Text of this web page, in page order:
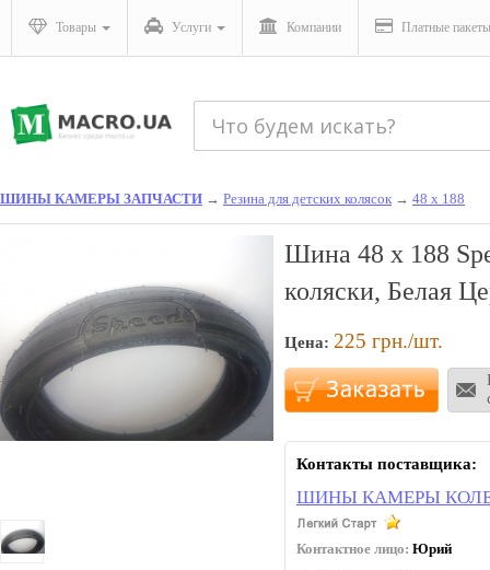
Товары Услуги Компании Платные пакеты
ШИНЫ КАМЕРЫ ЗАПЧАСТИ → Резина для детских колясок → 48 х 188
Шина 48 х 188
коляски, Белая
Цена: 225 грн./шт.
Контакты поставщика:
ШИНЫ КАМЕРЫ
Контактное лицо: Юрий